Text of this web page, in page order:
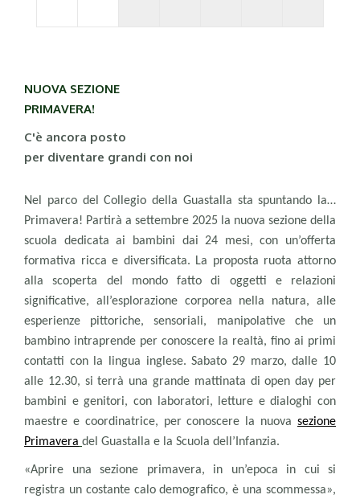
NUOVA SEZIONE
PRIMAVERA!
C'è ancora posto
per diventare grandi con noi
Nel parco del Collegio della Guastalla sta spuntando la…
Primavera! Partirà a settembre 2025 la nuova sezione della
scuola dedicata ai bambini dai 24 mesi, con un’offerta
formativa ricca e diversificata. La proposta ruota attorno
alla scoperta del mondo fatto di oggetti e relazioni
significative, all’esplorazione corporea nella natura, alle
esperienze pittoriche, sensoriali, manipolative che un
bambino intraprende per conoscere la realtà, fino ai primi
contatti con la lingua inglese. Sabato 29 marzo, dalle 10
alle 12.30, si terrà una grande mattinata di open day per
bambini e genitori, con laboratori, letture e dialoghi con
maestre e coordinatrice, per conoscere la nuova sezione
Primavera del Guastalla e la Scuola dell’Infanzia.
«Aprire una sezione primavera, in un’epoca in cui si
registra un costante calo demografico, è una scommessa»,